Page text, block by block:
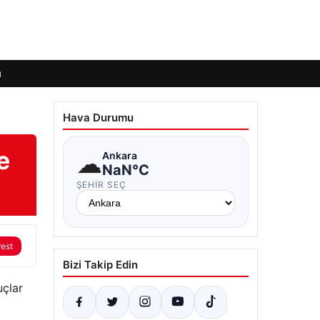
Hava Durumu
☁Ankara
NaN°C
ŞEHIR SEÇ
Bizi Takip Edin